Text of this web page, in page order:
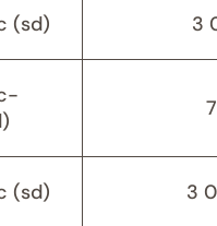
(sd) 3
(sd) 3